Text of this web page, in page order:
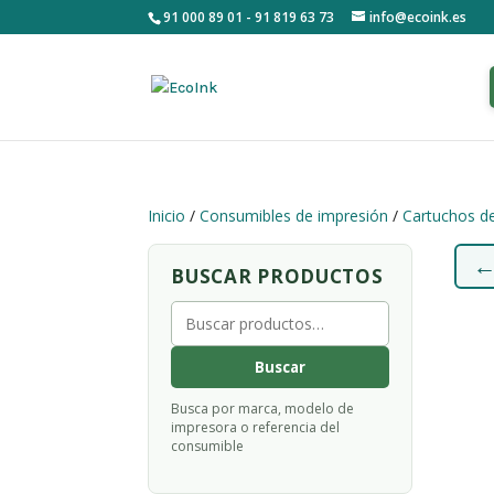
91 000 89 01 - 91 819 63 73 info@ecoink.es
Inicio /Consumibles de impresión /Cartuchos
BUSCAR PRODUCTOS
Buscar
por:
Buscar
Busca por marca, modelo de
impresora o referencia del
consumible